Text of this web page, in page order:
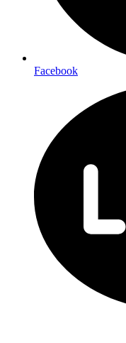
Facebook